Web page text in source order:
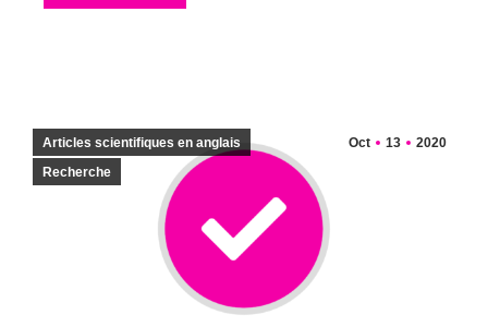
Oct 13 2020
Articles scientifiques en anglais
Recherche